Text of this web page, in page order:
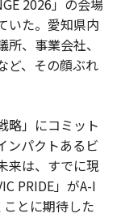
2026」の会場
いた。愛知県内
、事業会社、
ど、その顔ぶれ
略」にコミット
ンパクトあるビ
は、すでに現
PRIDE」がA-I
とに期待した